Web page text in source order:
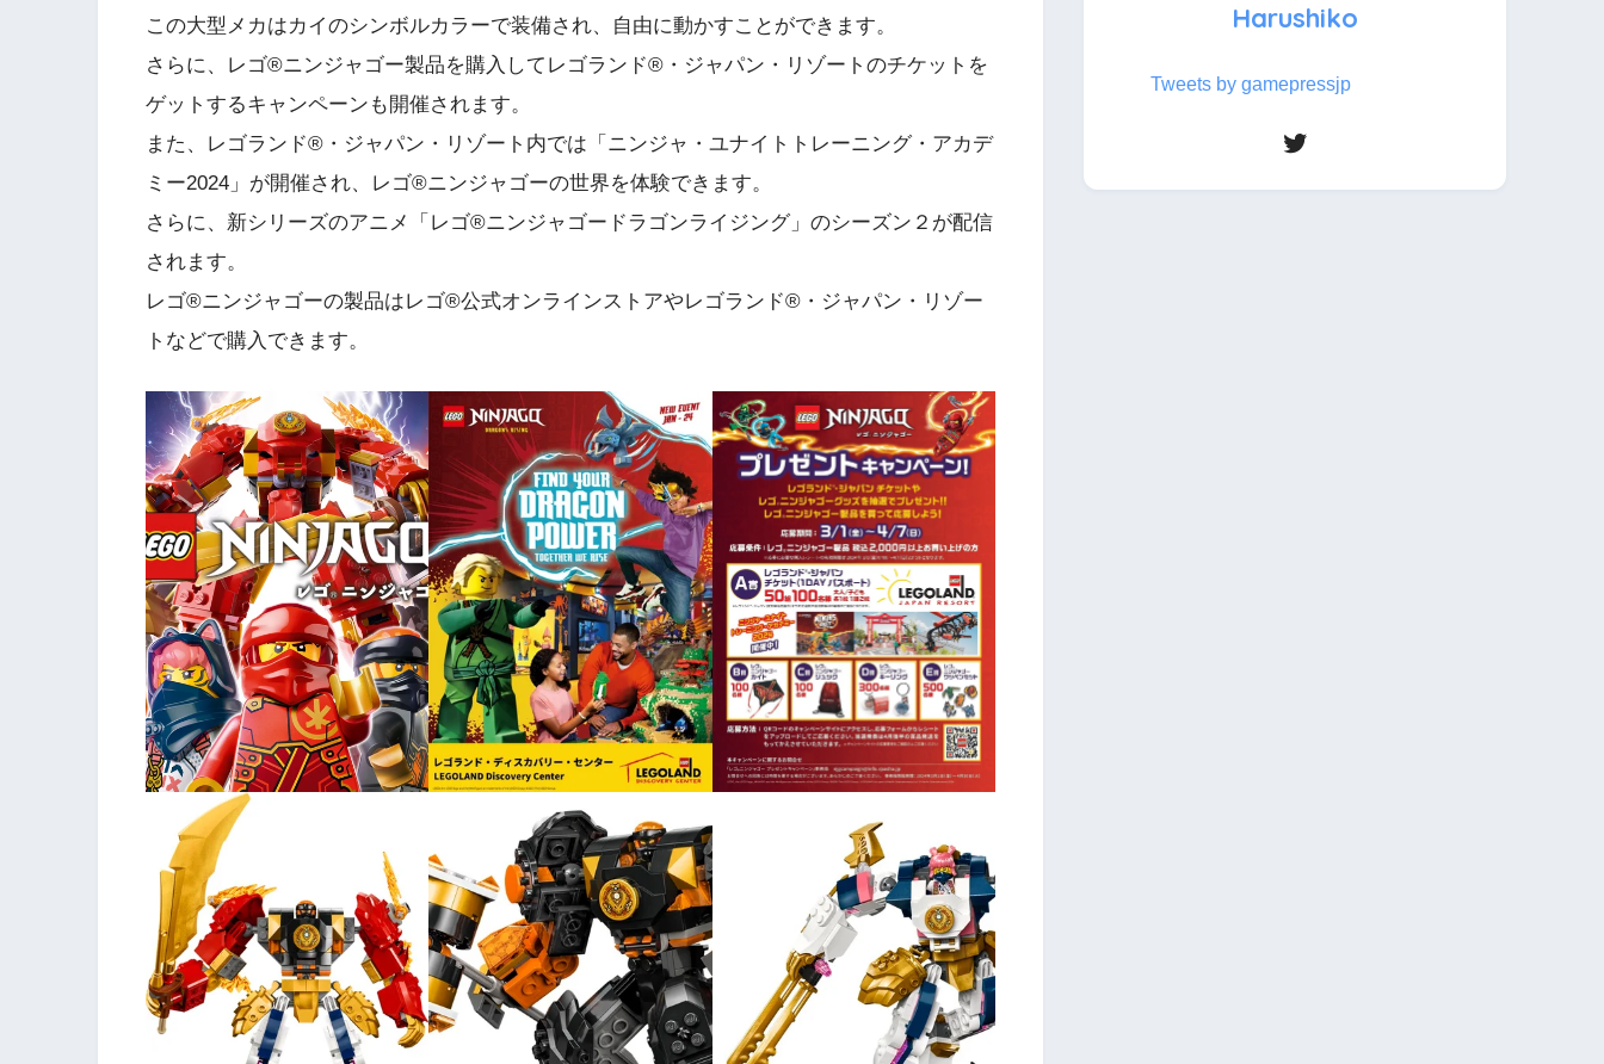
この大型メカはカイのシンボルカラーで装備され、自由に動かすことができます。
さらに、レゴ®ニンジャゴー製品を購入してレゴランド®・ジャパン・リゾートのチケットを
ゲットするキャンペーンも開催されます。
また、レゴランド®・ジャパン・リゾート内では「ニンジャ・ユナイトトレーニング・アカデ
ミー2024」が開催され、レゴ®ニンジャゴーの世界を体験できます。
さらに、新シリーズのアニメ「レゴ®ニンジャゴードラゴンライジング」のシーズン２が配信
されます。
レゴ®ニンジャゴーの製品はレゴ®公式オンラインストアやレゴランド®・ジャパン・リゾー
トなどで購入できます。
Harushiko
Tweets by gamepressjp